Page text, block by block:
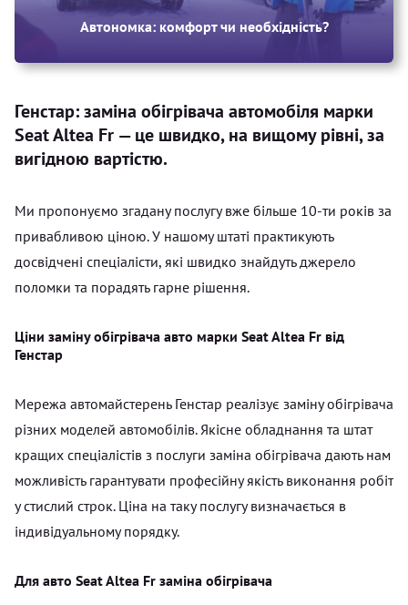
Автономка: комфорт чи необхідність?
Генстар: заміна обігрівача автомобіля марки
Seat Altea Fr — це швидко, на вищому рівні, за
вигідною вартістю.
Ми пропонуємо згадану послугу вже більше 10-ти років за
привабливою ціною. У нашому штаті практикують
досвідчені спеціалісти, які швидко знайдуть джерело
поломки та порадять гарне рішення.
Ціни заміну обігрівача авто марки Seat Altea Fr від
Генстар
Мережа автомайстерень Генстар реалізує заміну обігрівача
різних моделей автомобілів. Якісне обладнання та штат
кращих спеціалістів з послуги заміна обігрівача дають нам
можливість гарантувати професійну якість виконання робіт
у стислий строк. Ціна на таку послугу визначається в
індивідуальному порядку.
Для авто Seat Altea Fr заміна обігрівача